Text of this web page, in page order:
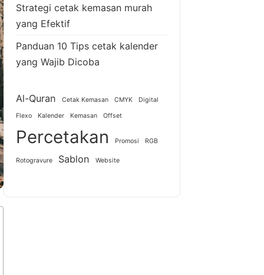
Strategi cetak kemasan murah
yang Efektif
Panduan 10 Tips cetak kalender
yang Wajib Dicoba
Al-Quran Cetak Kemasan CMYK Digital
Flexo Kalender Kemasan Offset
Percetakan Promosi RGB
Rotogravure Sablon Website